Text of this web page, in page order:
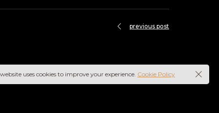
previous post
uses cookies to improve your experience. Cookie Policy